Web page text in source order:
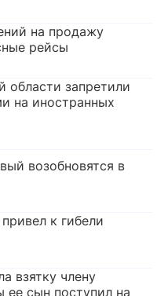
на продажу
рейсы
запретили
на иностранных
возобновятся в
к гибели
взятку члену
ее сын поступил на